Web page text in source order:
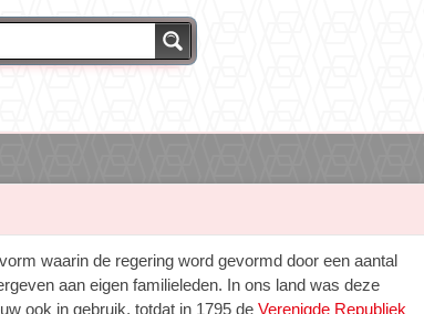
waarin de regering word gevormd door een aantal
aan eigen familieleden. In ons land was deze
ook in gebruik, totdat in 1795 de Verenigde Republiek